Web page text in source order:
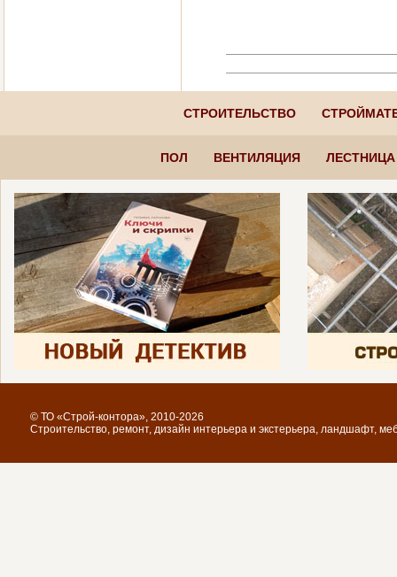
СТРОИТЕЛЬСТВО
ПОЛ ВЕНТИЛЯЦИЯ ЛЕСТНИЦА
© ТО «Строй-контора», 2010-2026
Строительство, ремонт, дизайн интерьера и экстерьера, ландшафт,